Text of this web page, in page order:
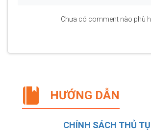
Chưa có comment nào phù
HƯỚNG DẪN
CHÍNH SÁCH THỦ